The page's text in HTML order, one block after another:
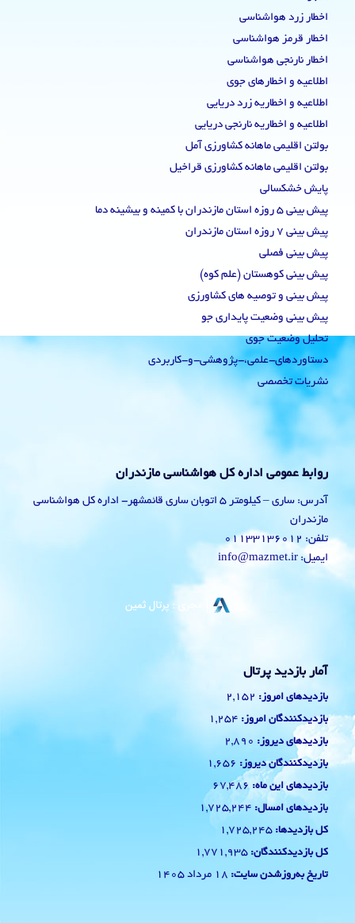
اخطار زرد هواشناسی
اخطار قرمز هواشناسی
اخطار نارنجی هواشناسی
اطلاعیه و اخطارهای جوی
اطلاعیه و اخطاریه زرد دریایی
اطلاعیه و اخطاریه نارنجی دریایی
بولتن اقلیمی ماهانه کشاورزی آمل
بولتن اقلیمی ماهانه کشاورزی قراخیل
پایش خشکسالی
پیش بینی 5 روزه استان مازندران با کمینه و بیشینه دما
پیش بینی 7 روزه استان مازندران
پیش بینی فصلی
پیش بینی کوهستان (علم کوه)
پیش بینی و توصیه های کشاورزی
پیش بینی وضعیت پایداری جو
تحلیل وضعیت جوی
دستاوردهای-علمی،-پژوهشی-و-کاربردی
نشریات تخصصی
روابط عمومی اداره کل هواشناسی مازندران
آدرس: ساری – کیلومتر 5 اتوبان ساری قائمشهر- اداره کل هواشناسی
مازندران
تلفن: 01133136012
ایمیل: info@mazmet.ir
آمار بازدید پرتال
بازدیدهای امروز: 2,152
بازدیدکنندگان امروز: 1,254
بازدیدهای دیروز: 2,890
بازدیدکنندگان دیروز: 1,656
بازدیدهای این ماه: 67,486
بازدیدهای امسال: 1,725,244
کل بازدیدها: 1,725,245
کل بازدیدکنند‌گان: 1,771,935
تاریخ به‌روزشدن سایت: 18 مرداد 1405